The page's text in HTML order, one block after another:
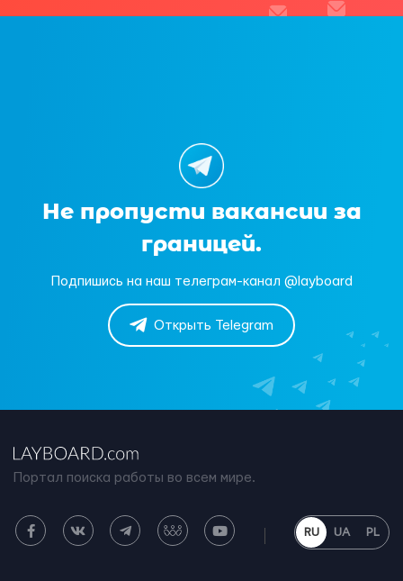
Не пропусти вакансии за
границей.
Подпишись на наш телеграм-канал @layboard
Открыть Telegram
Портал поиска работы во всем мире.
RU UA PL